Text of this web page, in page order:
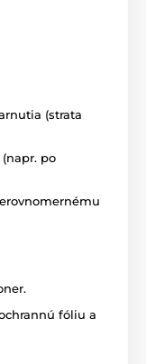
(strata
po
fóliu a